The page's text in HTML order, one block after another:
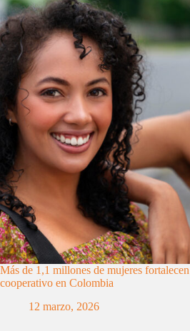
Más de 1,1 millones de mujeres
cooperativo en Colombia
12 marzo, 2026